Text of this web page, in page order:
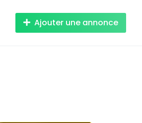
Ajouter une annonce